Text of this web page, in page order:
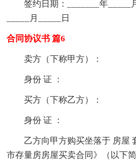
签约日期：_______年_____
_____月_____日
合同协议书 篇6
卖方（下称甲方）：
身份 证 ：
买方（下称乙方）：
身份 证 ：
乙方向甲方购买坐落于 房屋
市存量房房屋买卖合同》（以下